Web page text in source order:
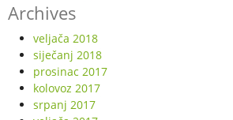
Archives
veljača 2018
siječanj 2018
prosinac 2017
kolovoz 2017
srpanj 2017